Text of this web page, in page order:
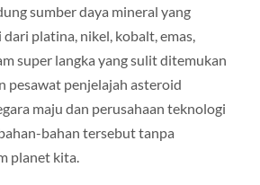
sumber daya mineral yang
dari platina, nikel, kobalt, emas,
super langka yang sulit ditemukan
pesawat penjelajah asteroid
maju dan perusahaan teknologi
bahan tersebut tanpa
planet kita.